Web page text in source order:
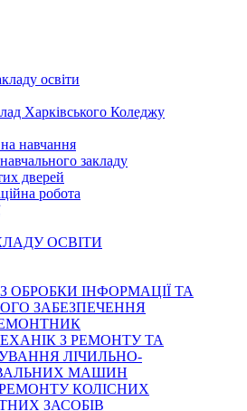
освіти
Харківського Коледжу
навчання
закладу
дверей
робота
ОСВІТИ
ОБРОБКИ ІНФОРМАЦІЇ ТА
ЗАБЕЗПЕЧЕННЯ
З РЕМОНТУ ТА
ЛІЧИЛЬНО-
МАШИН
КОЛІСНИХ
ЗАСОБІВ